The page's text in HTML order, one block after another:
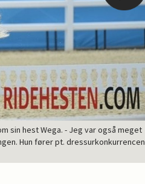
sin hest Wega. - Jeg var også meget
Hun fører pt. dressurkonkurrencen